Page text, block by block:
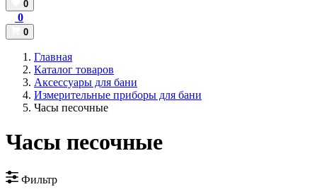
0
0
0
Главная
Каталог товаров
Аксессуары для бани
Измерительные приборы для бани
Часы песочные
Часы песочные
Фильтр